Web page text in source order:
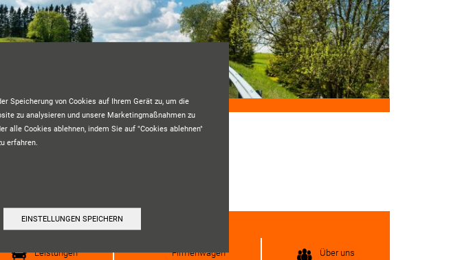
Speicherung von Cookies auf Ihrem Gerät zu, um die
zu analysieren und unsere Marketingmaßnahmen zu
alle Cookies ablehnen, indem Sie auf "Cookies ablehnen"
erfahren.
EINSTELLUNGEN SPEICHERN
Leistungen Firmenwagen Über uns